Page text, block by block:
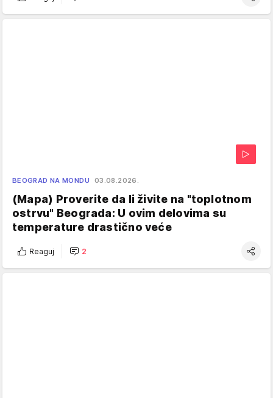
BEOGRAD NA MONDU 03.08.2026.
(Mapa) Proverite da li živite na "toplotnom
ostrvu" Beograda: U ovim delovima su
temperature drastično veće
Reaguj 2